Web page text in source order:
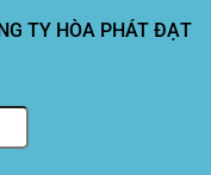
TY HÒA PHÁT ĐẠT